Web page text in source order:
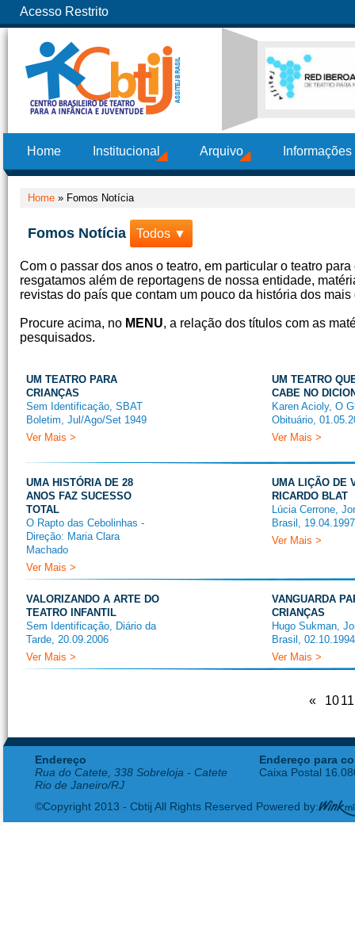
Acesso Restrito
Home Institucional Arquivo
Home » Fomos Notícia
Fomos Notícia Todos ▼
Com o passar dos anos o teatro, em particular o teatro
resgatamos além de reportagens de nossa entidade,
revistas do país que contam um pouco da história dos
Procure acima, no MENU, a relação dos títulos com as
pesquisados.
UM TEATRO PARA
CRIANÇAS
Sem Identificação, SBAT
Boletim, Jul/Ago/Set 1949
Ver Mais >
UM TEATRO
CABE NO
Karen Acioly, O
Obituário,
Ver Mais >
UMA HISTÓRIA DE 28
ANOS FAZ SUCESSO
TOTAL
O Rapto das Cebolinhas -
Direção: Maria Clara
Machado
Ver Mais >
UMA LIÇÃO DE
RICARDO BLAT
Lúcia Cerrone,
Brasil, 19.04.1997
Ver Mais >
VALORIZANDO A ARTE DO
TEATRO INFANTIL
Sem Identificação, Diário da
Tarde, 20.09.2006
Ver Mais >
VANGUARDA
CRIANÇAS
Hugo Sukman,
Brasil, 02.10.1994
Ver Mais >
« 1011
Endereço
Rua do Catete, 338 Sobreloja - Catete
Rio de Janeiro/RJ
Endereço para
Caixa Postal
©Copyright 2013 - Cbtij All Rights Reserved Powered by: